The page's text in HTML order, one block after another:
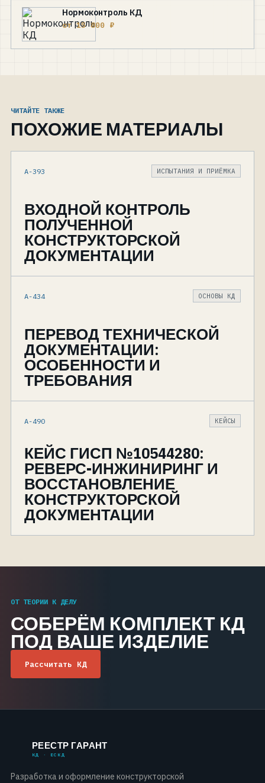
Нормоконтроль КД
от 15 800 ₽
ЧИТАЙТЕ ТАКЖЕ
ПОХОЖИЕ МАТЕРИАЛЫ
A-393 ИСПЫТАНИЯ И ПРИЁМКА
ВХОДНОЙ КОНТРОЛЬ
ПОЛУЧЕННОЙ
КОНСТРУКТОРСКОЙ
ДОКУМЕНТАЦИИ
A-434 ОСНОВЫ КД
ПЕРЕВОД ТЕХНИЧЕСКОЙ
ДОКУМЕНТАЦИИ:
ОСОБЕННОСТИ И
ТРЕБОВАНИЯ
A-490 КЕЙСЫ
КЕЙС ГИСП №10544280:
РЕВЕРС-ИНЖИНИРИНГ И
ВОССТАНОВЛЕНИЕ
КОНСТРУКТОРСКОЙ
ДОКУМЕНТАЦИИ
ОТ ТЕОРИИ К ДЕЛУ
СОБЕРЁМ КОМПЛЕКТ КД
ПОД ВАШЕ ИЗДЕЛИЕ
Рассчитать КД
РЕЕСТР ГАРАНТ
КД · ЕСКД
Разработка и оформление конструкторской